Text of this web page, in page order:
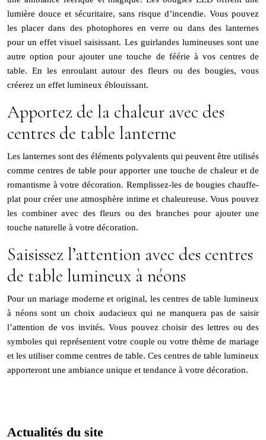
lumière douce et sécuritaire, sans risque d’incendie. Vous pouvez
les placer dans des photophores en verre ou dans des lanternes
pour un effet visuel saisissant. Les guirlandes lumineuses sont une
autre option pour ajouter une touche de féérie à vos centres de
table. En les enroulant autour des fleurs ou des bougies, vous
créerez un effet lumineux éblouissant.
Apportez de la chaleur avec des
centres de table lanterne
Les lanternes sont des éléments polyvalents qui peuvent être utilisés
comme centres de table pour apporter une touche de chaleur et de
romantisme à votre décoration. Remplissez-les de bougies chauffe-
plat pour créer une atmosphère intime et chaleureuse. Vous pouvez
les combiner avec des fleurs ou des branches pour ajouter une
touche naturelle à votre décoration.
Saisissez l’attention avec des centres
de table lumineux à néons
Pour un mariage moderne et original, les centres de table lumineux
à néons sont un choix audacieux qui ne manquera pas de saisir
l’attention de vos invités. Vous pouvez choisir des lettres ou des
symboles qui représentent votre couple ou votre thème de mariage
et les utiliser comme centres de table. Ces centres de table lumineux
apporteront une ambiance unique et tendance à votre décoration.
Actualités du site